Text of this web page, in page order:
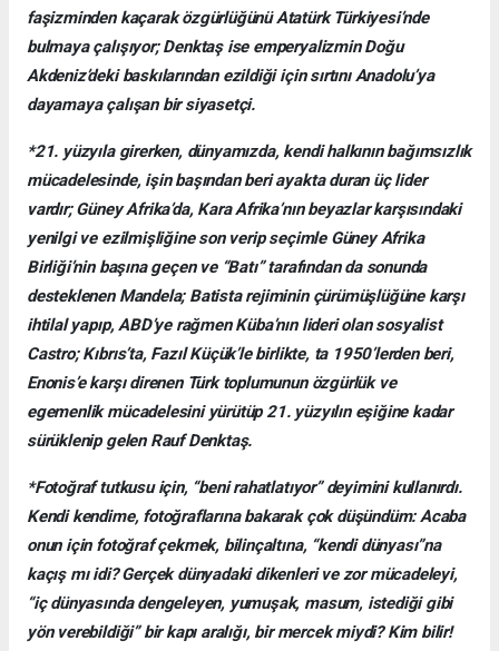
faşizminden kaçarak özgürlüğünü Atatürk Türkiyesi’nde
bulmaya çalışıyor; Denktaş ise emperyalizmin Doğu
Akdeniz’deki baskılarından ezildiği için sırtını Anadolu’ya
dayamaya çalışan bir siyasetçi.
*21. yüzyıla girerken, dünyamızda, kendi halkının bağımsızlık
mücadelesinde, işin başından beri ayakta duran üç lider
vardır; Güney Afrika’da, Kara Afrika’nın beyazlar karşısındaki
yenilgi ve ezilmişliğine son verip seçimle Güney Afrika
Birliği’nin başına geçen ve “Batı” tarafından da sonunda
desteklenen Mandela; Batista rejiminin çürümüşlüğüne karşı
ihtilal yapıp, ABD’ye rağmen Küba’nın lideri olan sosyalist
Castro; Kıbrıs’ta, Fazıl Küçük’le birlikte, ta 1950’lerden beri,
Enonis’e karşı direnen Türk toplumunun özgürlük ve
egemenlik mücadelesini yürütüp 21. yüzyılın eşiğine kadar
sürüklenip gelen Rauf Denktaş.
*Fotoğraf tutkusu için, “beni rahatlatıyor” deyimini kullanırdı.
Kendi kendime, fotoğraflarına bakarak çok düşündüm: Acaba
onun için fotoğraf çekmek, bilinçaltına, “kendi dünyası”na
kaçış mı idi? Gerçek dünyadaki dikenleri ve zor mücadeleyi,
“iç dünyasında dengeleyen, yumuşak, masum, istediği gibi
yön verebildiği” bir kapı aralığı, bir mercek miydi? Kim bilir!